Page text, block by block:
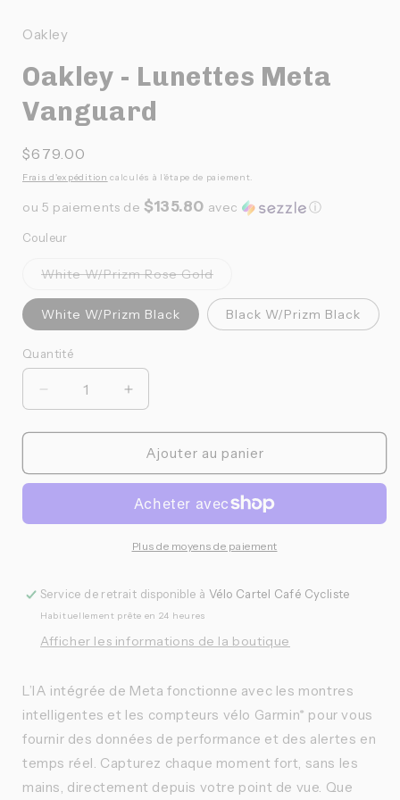
fenêtre
Oakley
Oakley - Lunettes Meta
Vanguard
Prix
habituel
$679.00
Frais d'expédition calculés à l'étape de paiement.
ou 5 paiements de $135.80 avec ⓘ
Couleur
White W/Prizm Rose GoldVariante
ou
indisponible
White W/Prizm Black Black W/Prizm Black
Quantité
Quantité
Réduire
la
quantité
Oakley
Meta
Augmenter
la
quantité
Oakley
Lunettes
Meta
Vanguard
Ajouter au panier
Plus de moyens de paiement
Service de retrait disponible à Vélo Cartel Café Cycliste
Habituellement prête en 24 heures
Afficher les informations de la boutique
L’IA intégrée de Meta fonctionne avec les montres
intelligentes et les compteurs vélo Garmin* pour vous
fournir des données de performance et des alertes en
temps réel. Capturez chaque moment fort, sans les
mains, directement depuis votre point de vue. Que